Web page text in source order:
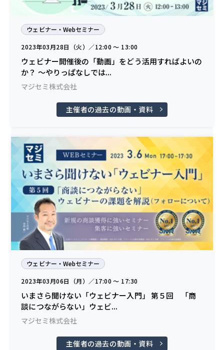
ウェビナー・Webセミナー
2023年03月28日（火）／12:00 〜 13:00
ウェビナー開催後の「動画」をどう活用すればよいの
か？ ～やりっぱなしでは...
マジセミ株式会社
主催者の過去の動画・資料
ウェビナー・Webセミナー
2023年03月06日（月）／17:00 〜 17:30
いまさら聞けない「ウェビナー入門」 第５回 「商
談につながらない」ウェビ...
マジセミ株式会社
主催者の過去の動画・資料